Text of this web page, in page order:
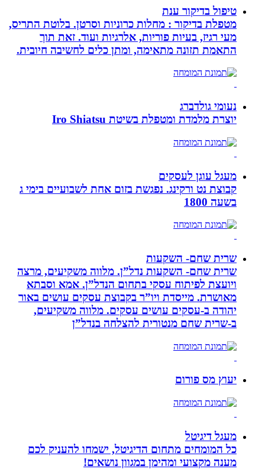
טיפול בדיקור ענת
מטפלת בדיקור : מחלות כרוניות וסרטן. בלוטת התריס,
מעי רגיז, בעיות פוריות, אלרגיות ועוד. זאת תוך
התאמת תזונה מתאימה, ומתן כלים לחשיבה חיובית.
נעומי גולדברג
יוצרת מלמדת ומטפלת בשיטת Iro Shiatsu
מעגל עוגן לעסקים
קבוצת נט ורקינג. נפגשת בזום אחת לשבועיים בימי ג
בשעה 1800
שרית שחם- השקעות
שרית שחם- השקעות נדל”ן. מלווה משקיעים, מרצה
ויועצת לפיתוח עסקי בתחום הנדל”ן. אמא וסבתא
מאושרת. ‏מייסדת ויו”ר בקבוצת עסקים עושים באור
יהודה‏ ב-‏עסקים עושים עסקים‏. ‏מלווה משקיעים,
ב-‏שרית שחם מנטורית להצלחה בנדל”ן‏
יעוץ מס פורום
מעגל דיגיטל
כל המומחים מתחום הדיגיטל, ישמחו להעניק לכם
מענה מקצועי ומהימן במגוון נושאים!